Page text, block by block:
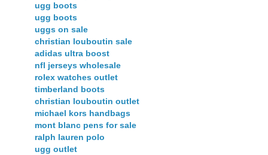
ugg boots
ugg boots
uggs on sale
christian louboutin sale
adidas ultra boost
nfl jerseys wholesale
rolex watches outlet
timberland boots
christian louboutin outlet
michael kors handbags
mont blanc pens for sale
ralph lauren polo
ugg outlet